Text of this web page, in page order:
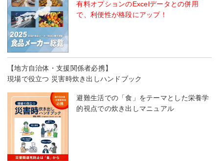
有料オプションのExcelデータとの併用
で、利便性が格段にアップ！
【地方自治体・支援関係者必携】
現場で役立つ 災害時炊き出しハンドブック
避難生活での「食」をテーマとした栄養学
的視点での炊き出しマニュアル